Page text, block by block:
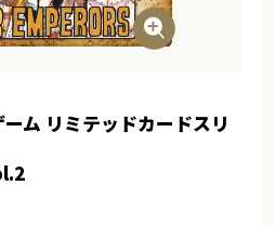
ム リミテッドカードスリ